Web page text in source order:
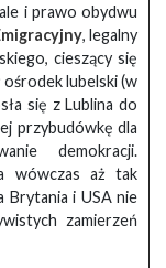
i prawo obydwu
, legalny
cieszący się
lubelski (w
się z Lublina do
przybudówkę dla
demokracji.
wówczas aż tak
Brytania i USA nie
zamierzeń